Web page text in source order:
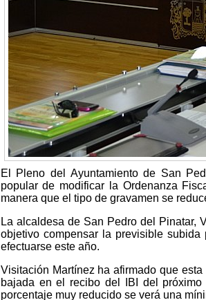
El Pleno del Ayuntamiento de San
popular de modificar la Ordenanza
manera que el tipo de gravamen se
La alcaldesa de San Pedro del Pinatar,
objetivo compensar la previsible
efectuarse este año.
Visitación Martínez ha afirmado que
bajada en el recibo del IBI del
porcentaje muy reducido se verá una